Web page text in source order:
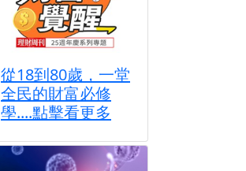
從18到80歲，一堂
全民的財富必修
學....點擊看更多